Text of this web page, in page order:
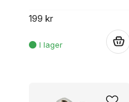
199 kr